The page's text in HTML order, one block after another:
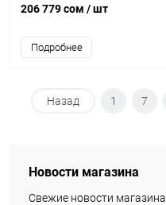
206 779 сом / шт
Подробнее
Назад 1 7
Новости магазина
Свежие новости магазина